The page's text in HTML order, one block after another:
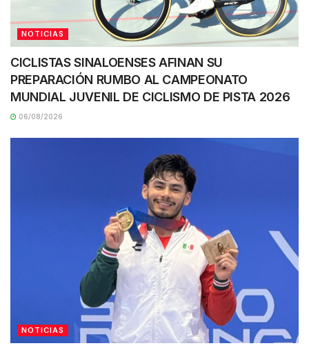
NOTICIAS
CICLISTAS SINALOENSES AFINAN SU
PREPARACIÓN RUMBO AL CAMPEONATO
MUNDIAL JUVENIL DE CICLISMO DE PISTA 2026
06/08/2026
NOTICIAS